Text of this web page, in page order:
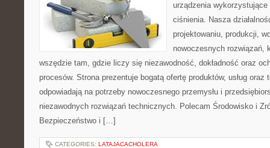
urządzenia
ciśnienia. Nasza
projektowaniu, produkcji,
nowoczesnych rozwiązań,
wszędzie tam, gdzie liczy się niezawodność, dokładność oraz
procesów. Strona prezentuje bogatą ofertę produktów, usług oraz
odpowiadają na potrzeby nowoczesnego przemysłu i
niezawodnych rozwiązań technicznych. Polecam Środowisko i
Bezpieczeństwo i […]
CATEGORIES: LATAJACACHOLERA